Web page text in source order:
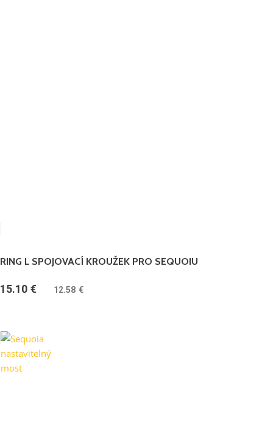
RING L SPOJOVACÍ KROUŽEK PRO SEQUOIU
15.10 € 12.58 €